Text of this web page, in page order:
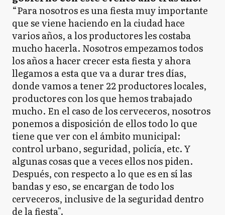
“Para nosotros es una fiesta muy importante
que se viene haciendo en la ciudad hace
varios años, a los productores les costaba
mucho hacerla. Nosotros empezamos todos
los años a hacer crecer esta fiesta y ahora
llegamos a esta que va a durar tres días,
donde vamos a tener 22 productores locales,
productores con los que hemos trabajado
mucho. En el caso de los cerveceros, nosotros
ponemos a disposición de ellos todo lo que
tiene que ver con el ámbito municipal:
control urbano, seguridad, policía, etc. Y
algunas cosas que a veces ellos nos piden.
Después, con respecto a lo que es en sí las
bandas y eso, se encargan de todo los
cerveceros, inclusive de la seguridad dentro
de la fiesta".